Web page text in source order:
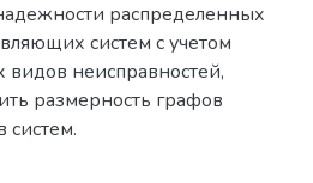
распределенных
систем с учетом
неисправностей,
размерность графов
систем.